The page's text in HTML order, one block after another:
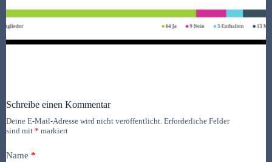
Schreibe einen Kommentar
Deine E-Mail-Adresse wird nicht veröffentlicht. Erforderliche Felder
sind mit * markiert
Name *